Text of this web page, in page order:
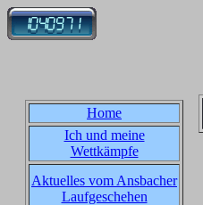
Home
Ich und meine
Wettkämpfe
Aktuelles vom Ansbacher
Laufgeschehen